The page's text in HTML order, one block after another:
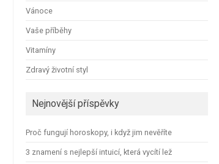
Vánoce
Vaše příběhy
Vitamíny
Zdravý životní styl
Nejnovější příspěvky
Proč fungují horoskopy, i když jim nevěříte
3 znamení s nejlepší intuicí, která vycítí lež